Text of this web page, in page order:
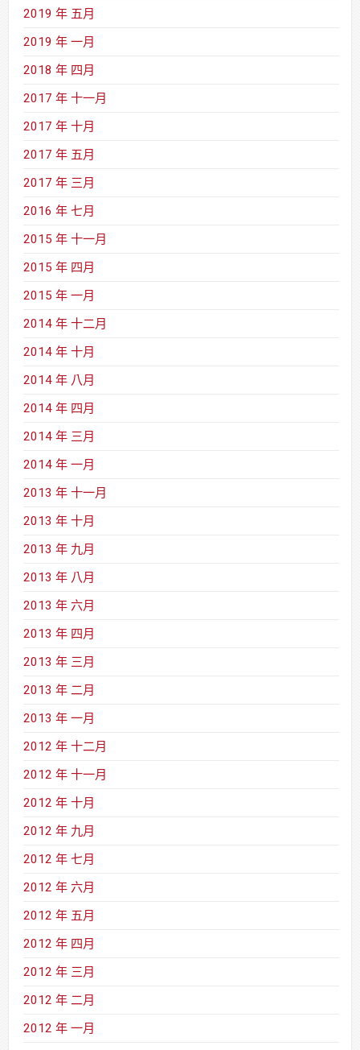
2019 年 五月
2019 年 一月
2018 年 四月
2017 年 十一月
2017 年 十月
2017 年 五月
2017 年 三月
2016 年 七月
2015 年 十一月
2015 年 四月
2015 年 一月
2014 年 十二月
2014 年 十月
2014 年 八月
2014 年 四月
2014 年 三月
2014 年 一月
2013 年 十一月
2013 年 十月
2013 年 九月
2013 年 八月
2013 年 六月
2013 年 四月
2013 年 三月
2013 年 二月
2013 年 一月
2012 年 十二月
2012 年 十一月
2012 年 十月
2012 年 九月
2012 年 七月
2012 年 六月
2012 年 五月
2012 年 四月
2012 年 三月
2012 年 二月
2012 年 一月